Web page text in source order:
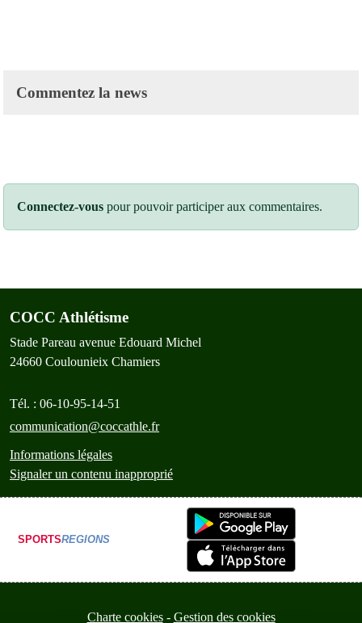
Commentez la news
Connectez-vous pour pouvoir participer aux commentaires.
COCC Athlétisme
Stade Pareau avenue Edouard Michel
24660 Coulounieix Chamiers
Tél. : 06-10-95-14-51
communication@coccathle.fr
Informations légales
Signaler un contenu inapproprié
SPORTSREGIONS
Charte cookies Gestion des cookies